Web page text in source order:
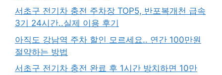
서초구 전기차 충전 주차장 TOP5, 반포복개천 급속
3기 24시간..실제 이용 후기
아직도 강남역 주차 할인 모르세요.. 연간 100만원
절약하는 방법
서초구 전기차 충전 완료 후 1시간 방치하면 10만